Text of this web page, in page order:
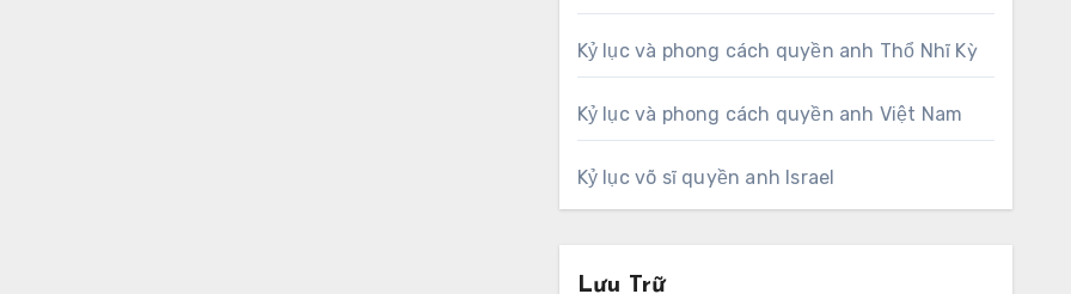
Kỷ lục và phong cách quyền anh Thổ Nhĩ Kỳ
Kỷ lục và phong cách quyền anh Việt Nam
Kỷ lục võ sĩ quyền anh Israel
Lưu Trữ